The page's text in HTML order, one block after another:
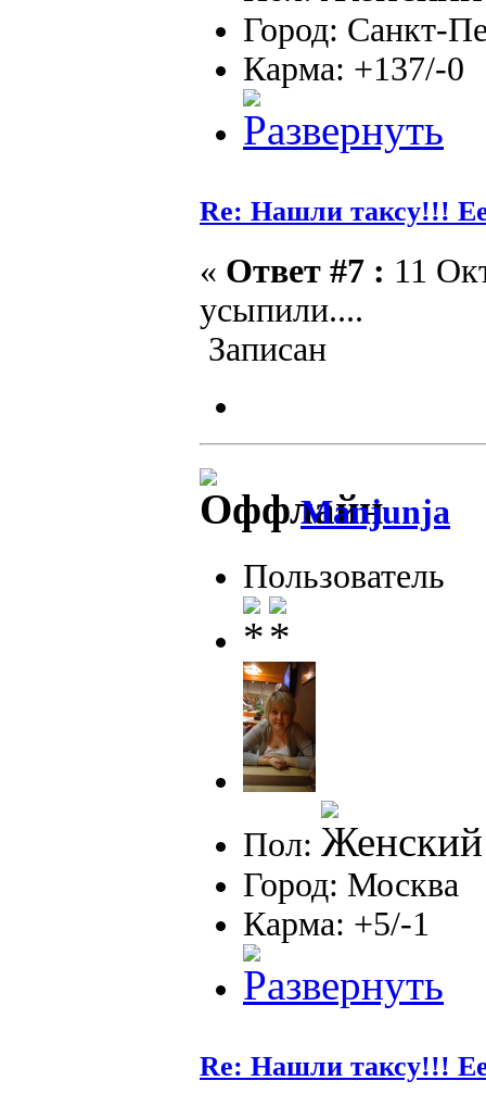
Город: Санкт-
Карма: +137/-0
Re: Нашли таксу!!!
« Ответ #7 : 11
усыпили....
Записан
Manjunja
Пользователь
Пол:
Город: Москва
Карма: +5/-1
Re: Нашли таксу!!!